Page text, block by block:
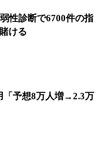
性診断で6700件の指
ける
「予想8万人増→2.3万